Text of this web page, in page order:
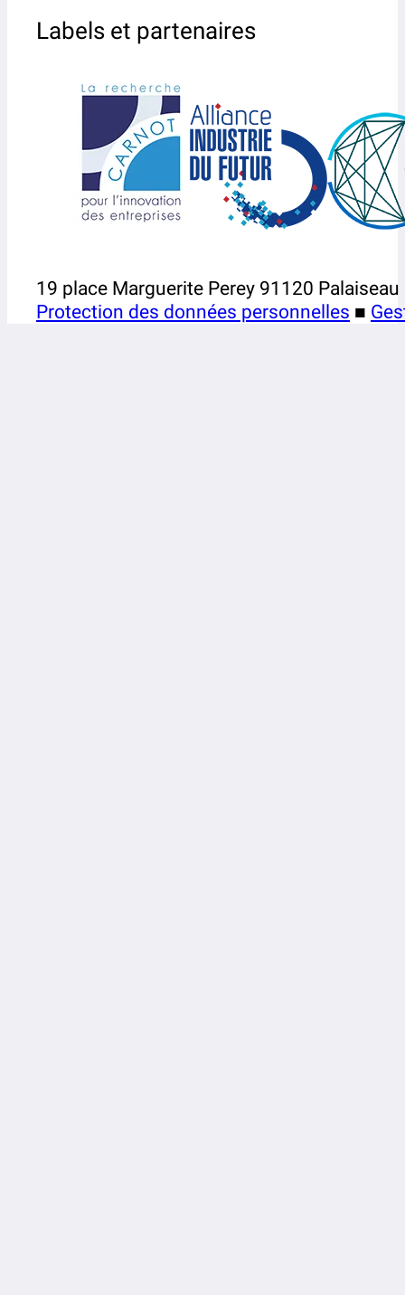
Labels et partenaires
19 place Marguerite Perey 91120
Protection des données personnelles ■